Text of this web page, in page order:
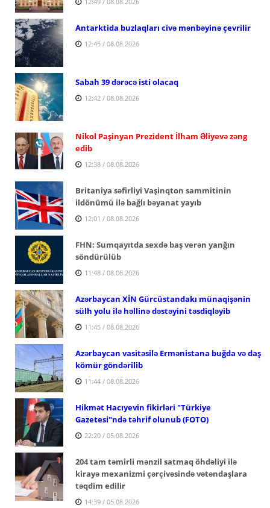
Antarktida buzlaqları civə mənbəyinə çevrilir
12:45 / 08.08.2026
Sabah 39 dərəcə isti olacaq
12:42 / 08.08.2026
Nikol Paşinyan Prezident İlham Əliyevə zəng
edib
12:38 / 08.08.2026
Britaniya səfirliyi Vaşinqton sammitinin
ildönümü ilə bağlı bəyanat yayıb
12:01 / 08.08.2026
FHN: Sumqayıtda sexdə baş verən yanğın
söndürülüb
11:48 / 08.08.2026
Azərbaycan XİN Gürcüstandakı münaqişənin
sülh yolu ilə həllinə dəstəyini təsdiqləyib
11:45 / 08.08.2026
Azərbaycan vasitəsilə Ermənistana buğda və daş
kömür göndərilib
11:44 / 08.08.2026
Hikmət Hacıyevin fikirləri "Türkiye
Gazetesi"ndə təhrif olunub (FOTO)
22:20 / 05.08.2026
204 tam təmirli mənzil satmaq öhdəliyi ilə
kirayə mexanizmi çərçivəsində vətəndaşlara
təqdim edilir
14:39 / 05.08.2026